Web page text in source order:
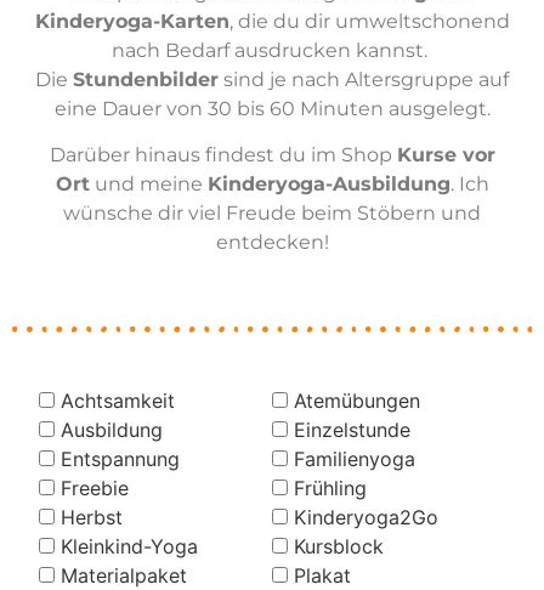
Kinderyoga-Karten, die du dir umweltschonend
nach Bedarf ausdrucken kannst.
Die Stundenbilder sind je nach Altersgruppe auf
eine Dauer von 30 bis 60 Minuten ausgelegt.
Darüber hinaus findest du im Shop Kurse vor
Ortund meine Kinderyoga-Ausbildung. Ich
wünsche dir viel Freude beim Stöbern und
entdecken!
Achtsamkeit
Atemübungen
Ausbildung
Einzelstunde
Entspannung
Familienyoga
Freebie
Frühling
Herbst
Kinderyoga2Go
Kleinkind-Yoga
Kursblock
Materialpaket
Plakat